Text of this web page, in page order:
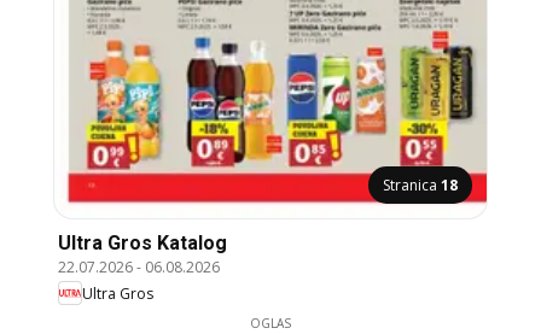
Stranica 18
Ultra Gros Katalog
22.07.2026- 06.08.2026
Ultra Gros
OGLAS